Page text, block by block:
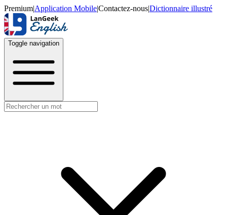
Premium|Application Mobile|Contactez-nous|Dictionnaire illustré
Toggle navigation